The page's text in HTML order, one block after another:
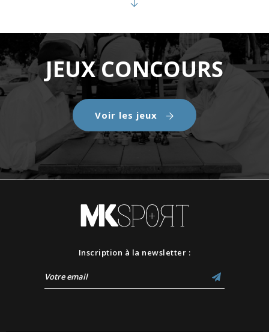
JEUX CONCOURS
Voir les jeux
Inscription à la newsletter :